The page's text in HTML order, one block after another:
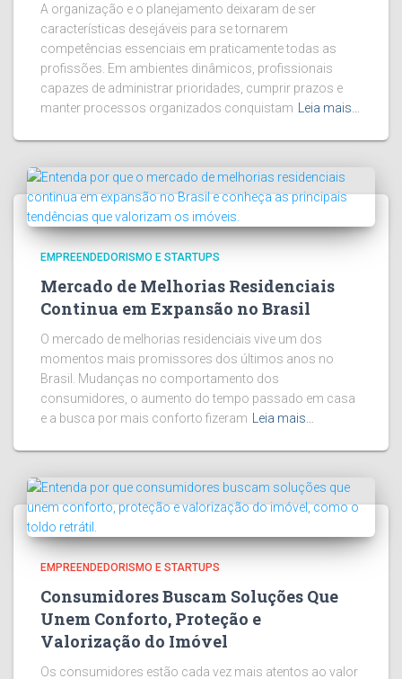
A organização e o planejamento deixaram de ser
características desejáveis para se tornarem
competências essenciais em praticamente todas as
profissões. Em ambientes dinâmicos, profissionais
capazes de administrar prioridades, cumprir prazos e
manter processos organizados conquistam
Leia mais…
EMPREENDEDORISMO E STARTUPS
Mercado de Melhorias Residenciais
Continua em Expansão no Brasil
O mercado de melhorias residenciais vive um dos
momentos mais promissores dos últimos anos no
Brasil. Mudanças no comportamento dos
consumidores, o aumento do tempo passado em casa
e a busca por mais conforto fizeram
Leia mais…
EMPREENDEDORISMO E STARTUPS
Consumidores Buscam Soluções Que
Unem Conforto, Proteção e
Valorização do Imóvel
Os consumidores estão cada vez mais atentos ao valor